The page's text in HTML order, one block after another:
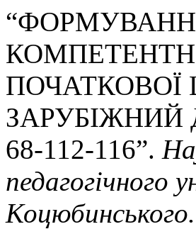
ПОЧАТКОВОЇ
ЗАРУБІЖНИЙ
68-112-116”.
педагогічного
Коцюбинського.